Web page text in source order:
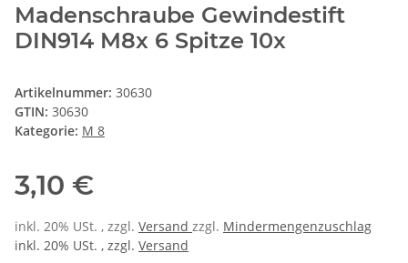
Madenschraube Gewindestift
DIN914 M8x 6 Spitze 10x
Artikelnummer: 30630
GTIN: 30630
Kategorie: M 8
3,10 €
inkl. 20% USt. , zzgl. Versand zzgl. Mindermengenzuschlag
inkl. 20% USt. , zzgl. Versand